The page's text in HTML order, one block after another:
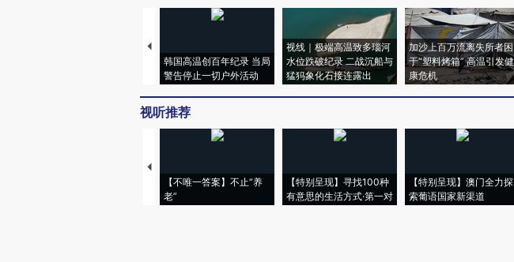
韩国高温创百年纪录 当局
警告停止一切户外活动
视线｜极端高温致多瑙河
水位跌破纪录 二战沉船与
猛犸象化石接连露出
加沙上百万流离失所者困
于“塑料烤箱” 高温引发健
康危机
视听推荐
【不唯一答案】不止“养
老”
【特别呈现】寻找100种
有意思的生活方式·第一对
【特别呈现】澳门全力探
索葡语国家新渠道